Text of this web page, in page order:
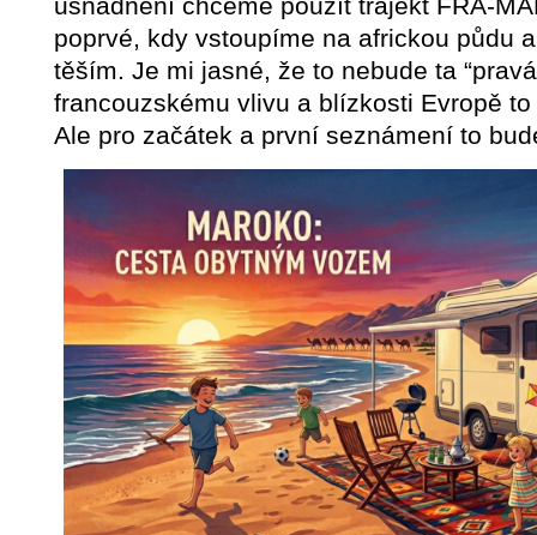
usnadnění chceme použít trajekt FRA-
poprvé, kdy vstoupíme na africkou půdu
těším. Je mi jasné, že to nebude ta
francouzskému vlivu a blízkosti Evropě
Ale pro začátek a první seznámení to